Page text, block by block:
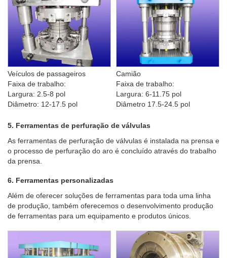
Veículos de passageiros
Faixa de trabalho:
Largura: 2.5-8 pol
Diâmetro: 12-17.5 pol
Camião
Faixa de trabalho:
Largura: 6-11.75 pol
Diâmetro 17.5-24.5 pol
5. Ferramentas de perfuração de válvulas
As ferramentas de perfuração de válvulas é instalada na prensa e
o processo de perfuração do aro é concluído através do trabalho
da prensa.
6. Ferramentas personalizadas
Além de oferecer soluções de ferramentas para toda uma linha
de produção, também oferecemos o desenvolvimento produção
de ferramentas para um equipamento e produtos únicos.